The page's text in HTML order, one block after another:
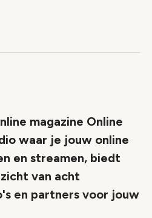
magazine Online
waar je jouw online
en streamen, biedt
van acht
en partners voor jouw